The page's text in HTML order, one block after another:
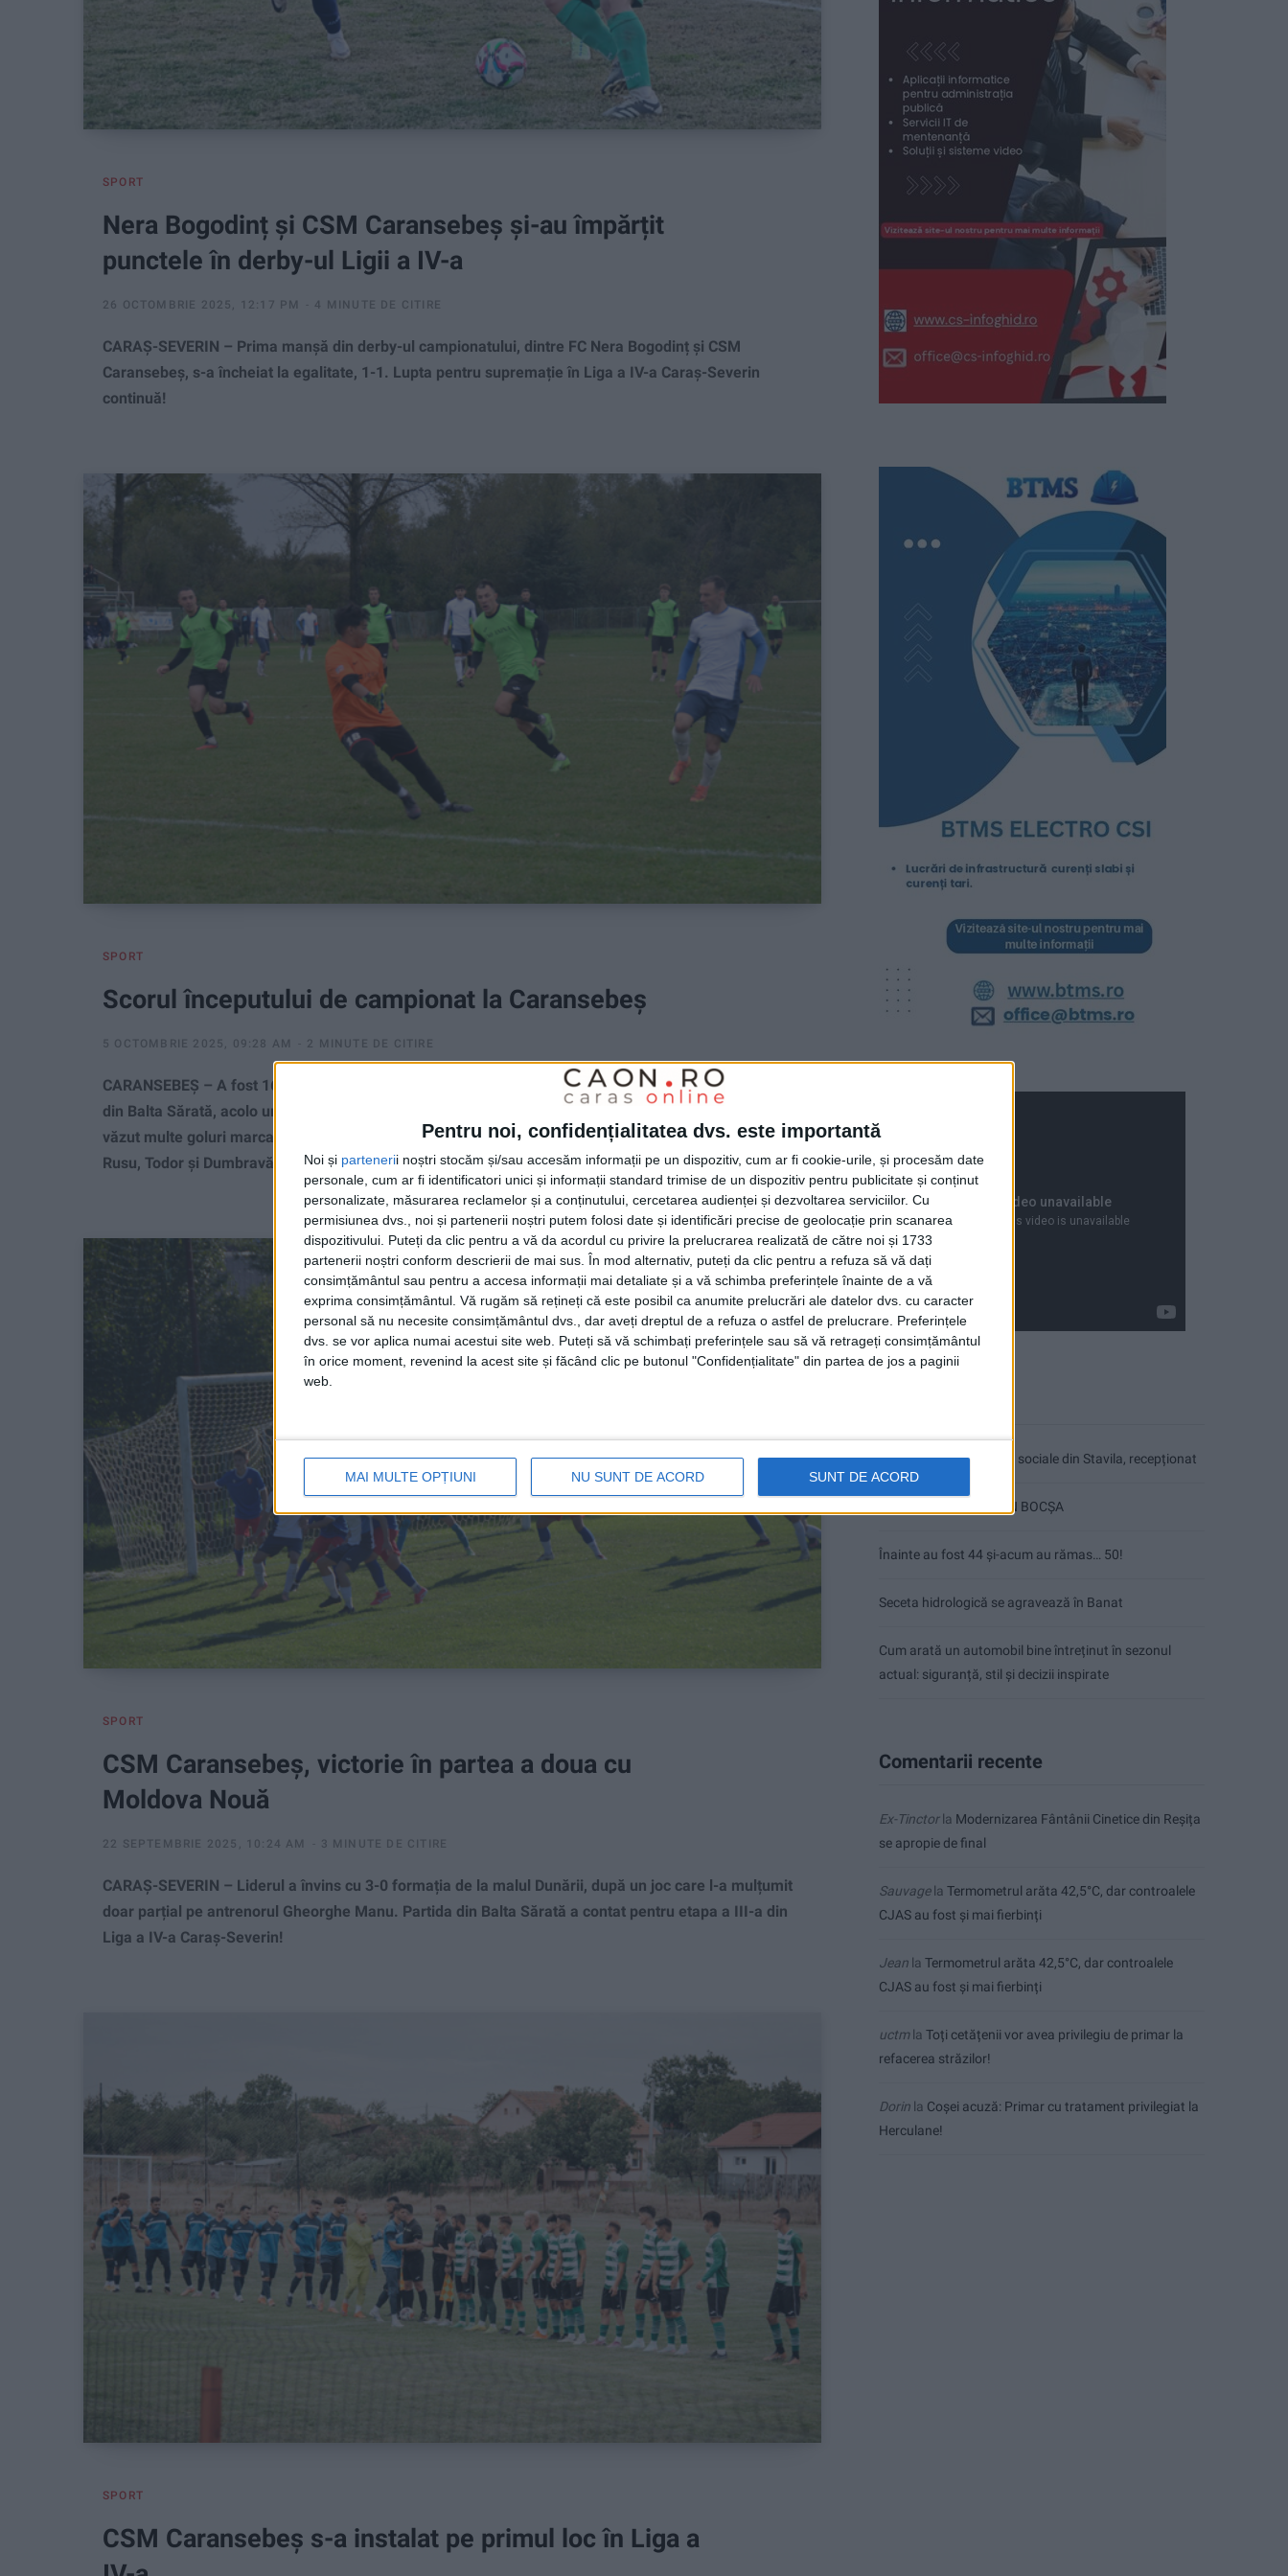
Pentru noi, confidențialitatea dvs. este importantă
Noi și partenerii noștri stocăm și/sau accesăm informații pe un dispozitiv, cum ar fi cookie-urile, și procesăm date
personale, cum ar fi identificatori unici și informații standard trimise de un dispozitiv pentru publicitate și conținut
personalizate, măsurarea reclamelor și a conținutului, cercetarea audienței și dezvoltarea serviciilor. Cu
permisiunea dvs., noi și partenerii noștri putem folosi date și identificări precise de geolocație prin scanarea
dispozitivului. Puteți da clic pentru a vă da acordul cu privire la prelucrarea realizată de către noi și 1733
partenerii noștri conform descrierii de mai sus. În mod alternativ, puteți da clic pentru a refuza să vă dați
consimțământul sau pentru a accesa informații mai detaliate și a vă schimba preferințele înainte de a vă
exprima consimțământul. Vă rugăm să rețineți că este posibil ca anumite prelucrări ale datelor dvs. cu caracter
personal să nu necesite consimțământul dvs., dar aveți dreptul de a refuza o astfel de prelucrare. Preferințele
dvs. se vor aplica numai acestui site web. Puteți să vă schimbați preferințele sau să vă retrageți consimțământul
în orice moment, revenind la acest site și făcând clic pe butonul "Confidențialitate" din partea de jos a paginii
web.
MAI MULTE OPȚIUNI NU SUNT DE ACORD SUNT DE ACORD
SPORT
Nera Bogodinț și CSM Caransebeș și-au împărțit
punctele în derby-ul Ligii a IV-a
26 OCTOMBRIE 2025, 12:17 PM 4 MINUTE DE CITIRE
CARAȘ-SEVERIN – Prima manșă din derby-ul campionatului, dintre FC Nera Bogodinț și CSM
Caransebeș, s-a încheiat la egalitate, 1-1. Lupta pentru supremație în Liga a IV-a Caraș-Severin
continuă!
SPORT
Scorul începutului de campionat la Caransebeș
5 OCTOMBRIE 2025, 09:28 AM 2 MINUTE DE CITIRE
CARANSEBEȘ – A fost 16-0 pentru liderul CSM Caransebeș contra celor de la CSO Anina pe terenul
din Balta Sărată, acolo unde aproape 100 de microbiști s-au încumetat să îndure frigul și vântul. Și au
văzut multe goluri marcate de băieții lui Manu prin Marian Musteța (5), Longa (4), Neagu (2) Albu (2),
Rusu, Todor și Dumbravă!
SPORT
CSM Caransebeș, victorie în partea a doua cu
Moldova Nouă
22 SEPTEMBRIE 2025, 10:24 AM 3 MINUTE DE CITIRE
CARAȘ-SEVERIN – Liderul a învins cu 3-0 formația de la malul Dunării, după un joc care l-a mulțumit
doar parțial pe antrenorul Gheorghe Manu. Partida din Balta Sărată a contat pentru etapa a III-a din
Liga a IV-a Caraș-Severin!
SPORT
CSM Caransebeș s-a instalat pe primul loc în Liga a
Ultimul bloc de locuințe sociale din Stavila, recepționat
ANUNŢ OPRIRE APĂ ÎN BOCȘA
Înainte au fost 44 și-acum au rămas… 50!
Seceta hidrologică se agravează în Banat
Cum arată un automobil bine întreținut în sezonul
actual: siguranță, stil și decizii inspirate
Comentarii recente
Ex-Tinctorla Modernizarea Fântânii Cinetice din Reșița
se apropie de final
Sauvagela Termometrul arăta 42,5°C, dar controalele
CJAS au fost și mai fierbinți
Jean la Termometrul arăta 42,5°C, dar controalele
CJAS au fost și mai fierbinți
uctmla Toți cetățenii vor avea privilegiu de primar la
refacerea străzilor!
Dorin la Coșei acuză: Primar cu tratament privilegiat la
Herculane!